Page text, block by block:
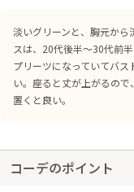
淡いグリーンと、胸元か
スは、20代後半～30代前
プリーツになっていてバス
い。座ると丈が上がるの
置くと良い。
コーデのポイント